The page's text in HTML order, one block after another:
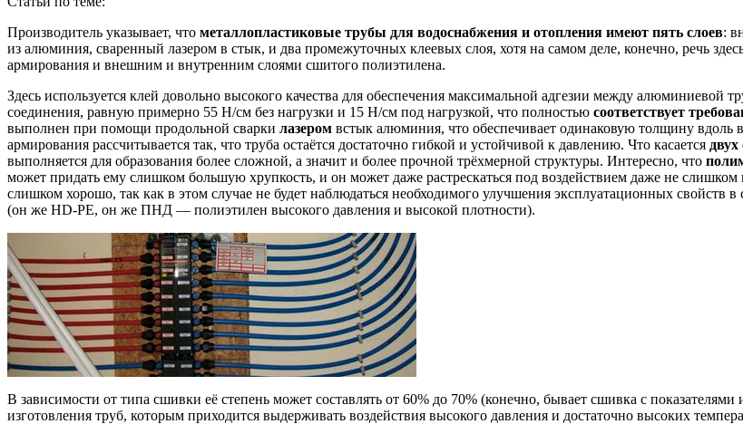
Производитель указывает, что металлопластиковые трубы для водоснабжения и отопления имеют пять слоев:
из алюминия, сваренный лазером в стык, и два промежуточных клеевых слоя, хотя на самом деле, конечно, речь
армирования и внешним и внутренним слоями сшитого полиэтилена.
Здесь используется клей довольно высокого качества для обеспечения максимальной адгезии между
соединения, равную примерно 55 Н/см без нагрузки и 15 Н/см под нагрузкой, что полностью соответствует
выполнен при помощи продольной сварки лазером встык алюминия, что обеспечивает одинаковую толщину вдоль
армирования рассчитывается так, что труба остаётся достаточно гибкой и устойчивой к давлению. Что касается двух
выполняется для образования более сложной, а значит и более прочной трёхмерной структуры. Интересно, что
может придать ему слишком большую хрупкость, и он может даже растрескаться под воздействием даже не слишком
слишком хорошо, так как в этом случае не будет наблюдаться необходимого улучшения эксплуатационных свойств
(он же HD-PE, он же ПНД — полиэтилен высокого давления и высокой плотности).
В зависимости от типа сшивки её степень может составлять от 60% до 70% (конечно, бывает сшивка с
изготовления труб, которым приходится выдерживать воздействия высокого давления и достаточно высоких